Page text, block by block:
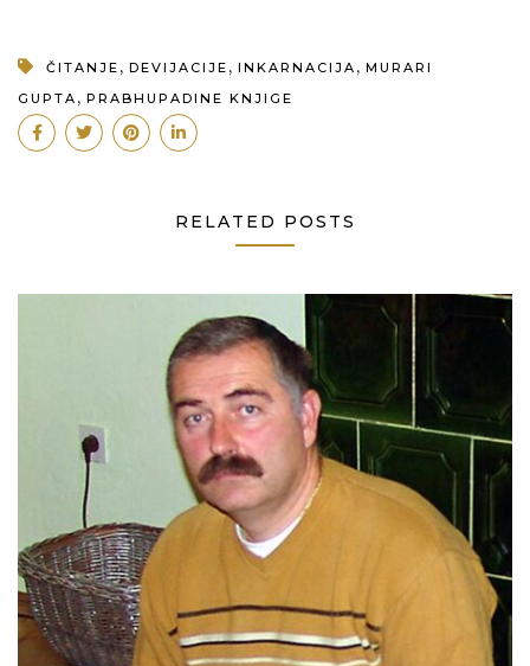
ČITANJE , DEVIJACIJE , INKARNACIJA , MURARI
GUPTA , PRABHUPADINE KNJIGE
RELATED POSTS